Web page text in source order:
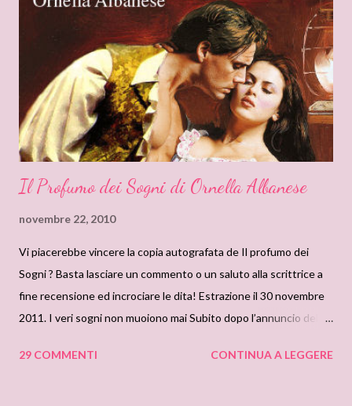
una faticaccia che non vi dico per spiegarle la verità! E così per
più di mezzo libro, lei scappa e loro continuano a seguirla. E io...ho
il fiatone! E la protagonista intelligentemente scappa e va
sempre e subito allo stesso posto...e giustamente viene
immediatamente ritrovata... Ma non ...
Il Profumo dei Sogni di Ornella Albanese
novembre 22, 2010
Vi piacerebbe vincere la copia autografata de Il profumo dei
Sogni ? Basta lasciare un commento o un saluto alla scrittrice a
fine recensione ed incrociare le dita! Estrazione il 30 novembre
2011. I veri sogni non muoiono mai Subito dopo l’annuncio del
aristocratico Tomaso Salvemini scopre che lei è ancora
29 COMMENTI CONTINUA A LEGGERE